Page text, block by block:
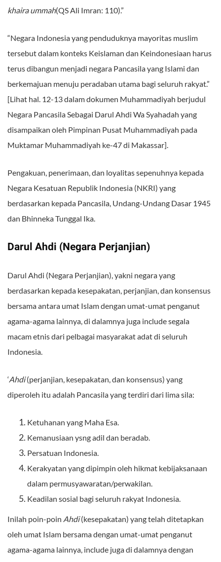
khaira ummah(QS Ali Imran: 110).”
“Negara Indonesia yang penduduknya mayoritas muslim
tersebut dalam konteks Keislaman dan Keindonesiaan harus
terus dibangun menjadi negara Pancasila yang Islami dan
berkemajuan menuju peradaban utama bagi seluruh rakyat.”
[Lihat hal. 12-13 dalam dokumen Muhammadiyah berjudul
Negara Pancasila Sebagai Darul Ahdi Wa Syahadah yang
disampaikan oleh Pimpinan Pusat Muhammadiyah pada
Muktamar Muhammadiyah ke-47 di Makassar].
Pengakuan, penerimaan, dan loyalitas sepenuhnya kepada
Negara Kesatuan Republik Indonesia (NKRI) yang
berdasarkan kepada Pancasila, Undang-Undang Dasar 1945
dan Bhinneka Tunggal Ika.
Darul Ahdi (Negara Perjanjian)
Darul Ahdi (Negara Perjanjian), yakni negara yang
berdasarkan kepada kesepakatan, perjanjian, dan konsensus
bersama antara umat Islam dengan umat-umat penganut
agama-agama lainnya, di dalamnya juga include segala
macam etnis dari pelbagai masyarakat adat di seluruh
Indonesia.
‘Ahdi(perjanjian, kesepakatan, dan konsensus) yang
diperoleh itu adalah Pancasila yang terdiri dari lima sila:
Ketuhanan yang Maha Esa.
Kemanusiaan ysng adil dan beradab.
Persatuan Indonesia.
Kerakyatan yang dipimpin oleh hikmat kebijaksanaan
dalam permusyawaratan/perwakilan.
Keadilan sosial bagi seluruh rakyat Indonesia.
Inilah poin-poin Ahdi(kesepakatan) yang telah ditetapkan
oleh umat Islam bersama dengan umat-umat penganut
agama-agama lainnya, include juga di dalamnya dengan